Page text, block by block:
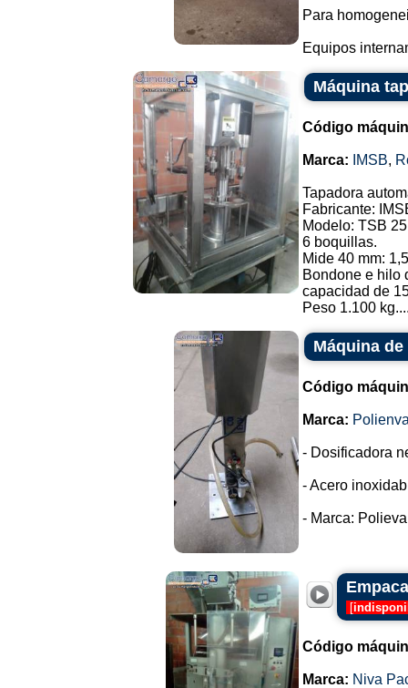
Para
Equipos
Máquina
Código
Marca: IMSB,
Tapadora
Fabricante:
Modelo: TSB
6 boquillas.
Mide 40 mm:
Bondone e hilo
capacidad de
Peso 1.100
Máquina
Código
Marca:
- Dosificadora
- Acero
- Marca:
[
Código
Marca: Niva